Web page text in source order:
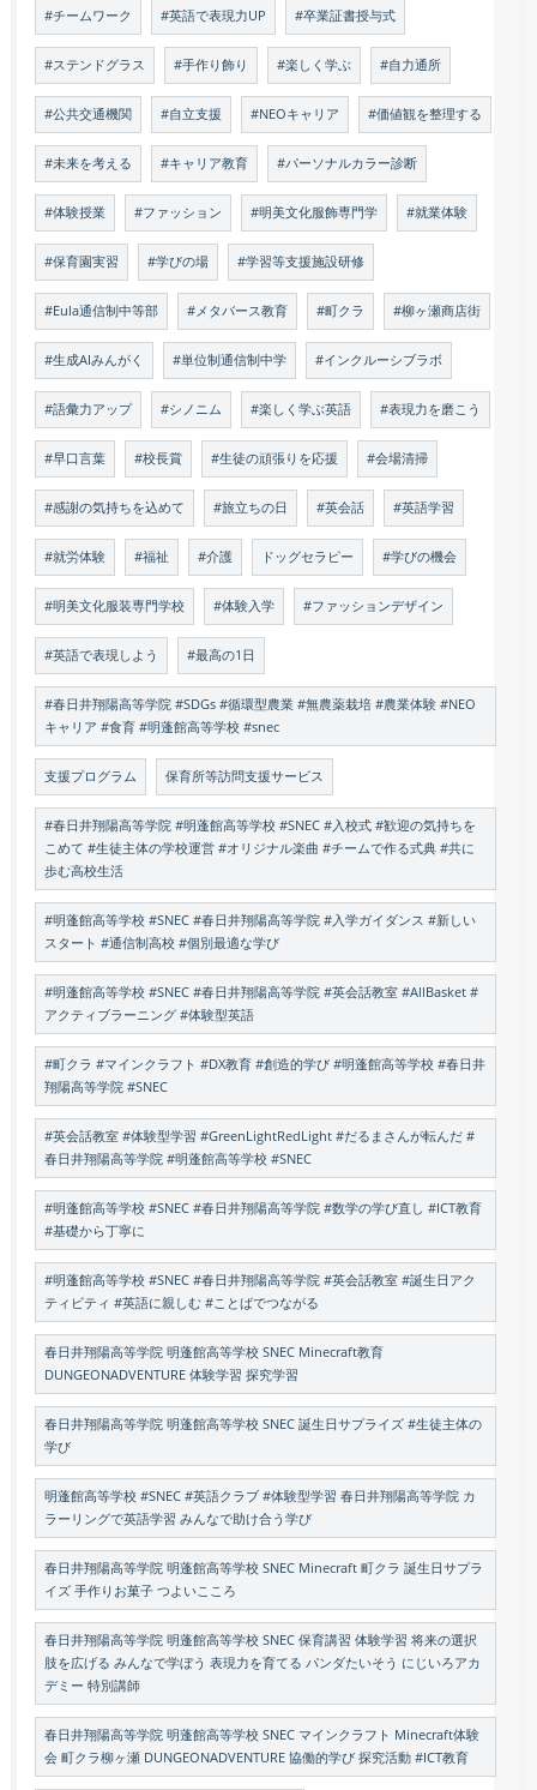
#チームワーク #英語で表現力UP #卒業証書授与式
#ステンドグラス #手作り飾り #楽しく学ぶ #自力通所
#公共交通機関 #自立支援 #NEOキャリア #価値観を整理する
#未来を考える #キャリア教育 #パーソナルカラー診断
#体験授業 #ファッション #明美文化服飾専門学 #就業体験
#保育園実習 #学びの場 #学習等支援施設研修
#Eula通信制中等部 #メタバース教育 #町クラ #柳ヶ瀬商店街
#生成AIみんがく #単位制通信制中学 #インクルーシブラボ
#語彙力アップ #シノニム #楽しく学ぶ英語 #表現力を磨こう
#早口言葉 #校長賞 #生徒の頑張りを応援 #会場清掃
#感謝の気持ちを込めて #旅立ちの日 #英会話 #英語学習
#就労体験 #福祉 #介護 ドッグセラピー #学びの機会
#明美文化服装専門学校 #体験入学 #ファッションデザイン
#英語で表現しよう #最高の1日
#春日井翔陽高等学院 #SDGs #循環型農業 #無農薬栽培 #農業体験 #NEO
キャリア #食育 #明蓬館高等学校 #snec
支援プログラム 保育所等訪問支援サービス
#春日井翔陽高等学院 #明蓬館高等学校 #SNEC #入校式 #歓迎の気持ちを
こめて #生徒主体の学校運営 #オリジナル楽曲 #チームで作る式典 #共に
歩む高校生活
#明蓬館高等学校 #SNEC #春日井翔陽高等学院 #入学ガイダンス #新しい
スタート #通信制高校 #個別最適な学び
#明蓬館高等学校 #SNEC #春日井翔陽高等学院 #英会話教室 #AllBasket #
アクティブラーニング #体験型英語
#町クラ #マインクラフト #DX教育 #創造的学び #明蓬館高等学校 #春日井
翔陽高等学院 #SNEC
#英会話教室 #体験型学習 #GreenLightRedLight #だるまさんが転んだ #
春日井翔陽高等学院 #明蓬館高等学校 #SNEC
#明蓬館高等学校 #SNEC #春日井翔陽高等学院 #数学の学び直し #ICT教育
#基礎から丁寧に
#明蓬館高等学校 #SNEC #春日井翔陽高等学院 #英会話教室 #誕生日アク
ティビティ #英語に親しむ #ことばでつながる
春日井翔陽高等学院 明蓬館高等学校 SNEC Minecraft教育
DUNGEONADVENTURE 体験学習 探究学習
春日井翔陽高等学院 明蓬館高等学校 SNEC 誕生日サプライズ #生徒主体の
学び
明蓬館高等学校 #SNEC #英語クラブ #体験型学習 春日井翔陽高等学院 カ
ラーリングで英語学習 みんなで助け合う学び
春日井翔陽高等学院 明蓬館高等学校 SNEC Minecraft 町クラ 誕生日サプラ
イズ 手作りお菓子 つよいこころ
春日井翔陽高等学院 明蓬館高等学校 SNEC 保育講習 体験学習 将来の選択
肢を広げる みんなで学ぼう 表現力を育てる パンダたいそう にじいろアカ
デミー 特別講師
春日井翔陽高等学院 明蓬館高等学校 SNEC マインクラフト Minecraft体験
会 町クラ柳ヶ瀬 DUNGEONADVENTURE 協働的学び 探究活動 #ICT教育